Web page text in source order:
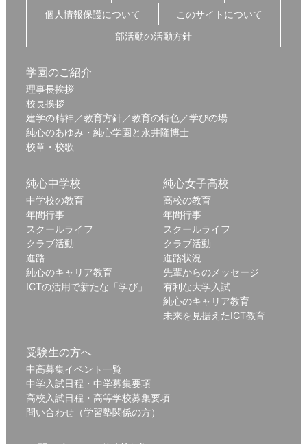
個人情報保護について
このサイトについて
部活動の活動方針
学園のご紹介
理事長挨拶
校長挨拶
建学の精神／教育方針／教育の特色／学びの場
純心のあゆみ・純心学園と永井隆博士
校章・校歌
純心中学校
中学校の教育
年間行事
スクールライフ
クラブ活動
進路
純心のキャリア教育
ICTの活用で新たな「学び」
純心女子高校
高校の教育
年間行事
スクールライフ
クラブ活動
進路状況
先輩からのメッセージ
有利な大学入試
純心のキャリア教育
未来を見据えたICT教育
受験生の方へ
中高募集イベント一覧
中学入試日程・中学募集要項
高校入試日程・高等学校募集要項
問い合わせ（学習塾関係の方）